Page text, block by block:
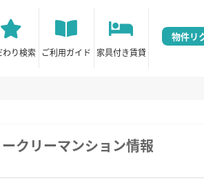
わり検索 ご利用ガイド 家具付き賃貸
物件リ
クリーマンション情報